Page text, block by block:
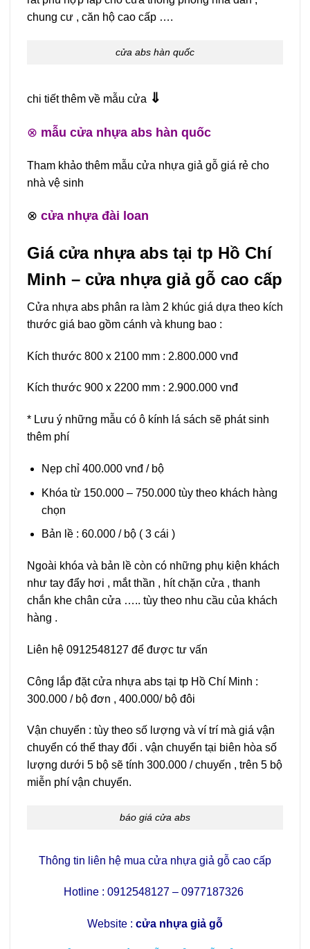
chung cư , căn hộ cao cấp ….
cửa abs hàn quốc
chi tiết thêm về mẫu cửa ⇓
⊗ mẫu cửa nhựa abs hàn quốc
Tham khảo thêm mẫu cửa nhựa giả gỗ giá rẻ cho
nhà vệ sinh
⊗ cửa nhựa đài loan
Giá cửa nhựa abs tại tp Hồ Chí
Minh – cửa nhựa giả gỗ cao cấp
Cửa nhựa abs phân ra làm 2 khúc giá dựa theo kích
thước giá bao gồm cánh và khung bao :
Kích thước 800 x 2100 mm : 2.800.000 vnđ
Kích thước 900 x 2200 mm : 2.900.000 vnđ
* Lưu ý những mẫu có ô kính lá sách sẽ phát sinh
thêm phí
Nẹp chỉ 400.000 vnđ / bộ
Khóa từ 150.000 – 750.000 tùy theo khách hàng
chọn
Bản lề : 60.000 / bộ ( 3 cái )
Ngoài khóa và bản lề còn có những phụ kiện khách
như tay đẩy hơi , mắt thần , hít chặn cửa , thanh
chắn khe chân cửa ….. tùy theo nhu cầu của khách
hàng .
Liên hệ 0912548127 để được tư vấn
Công lắp đặt cửa nhựa abs tại tp Hồ Chí Minh :
300.000 / bộ đơn , 400.000/ bộ đôi
Vận chuyển : tùy theo số lượng và ví trí mà giá vận
chuyển có thể thay đổi . vận chuyển tại biên hòa số
lượng dưới 5 bộ sẽ tính 300.000 / chuyến , trên 5 bộ
miễn phí vận chuyển.
báo giá cửa abs
Thông tin liên hệ mua cửa nhựa giả gỗ cao cấp
Hotline : 0912548127 – 0977187326
Website : cửa nhựa giả gỗ